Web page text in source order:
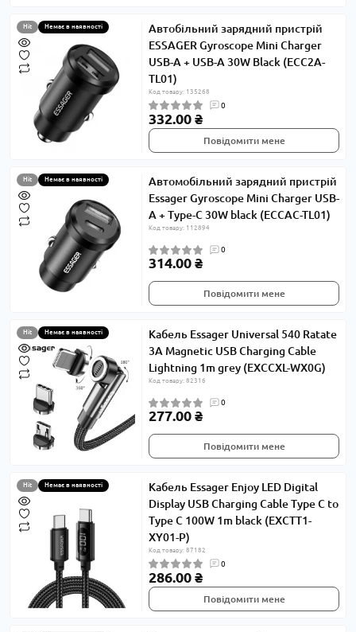
Hit Немає в наявності
Автобільний зарядний пристрій
ESSAGER Gyroscope Mini Charger
USB-A + USB-A 30W Black (ECC2A-
TL01)
Код товару: 135268
0
332.00 ₴
Повідомити мене
Hit Немає в наявності
Автомобільний зарядний пристрій
Essager Gyroscope Mini Charger USB-
A + Type-C 30W black (ECCAC-TL01)
Код товару: 112894
0
314.00 ₴
Повідомити мене
Hit Немає в наявності
Кабель Essager Universal 540 Ratate
3A Magnetic USB Charging Cable
Lightning 1m grey (EXCCXL-WX0G)
Код товару: 82316
0
277.00 ₴
Повідомити мене
Hit Немає в наявності
Кабель Essager Enjoy LED Digital
Display USB Charging Cable Type C to
Type C 100W 1m black (EXCTT1-
XY01-P)
Код товару: 87182
0
286.00 ₴
Повідомити мене